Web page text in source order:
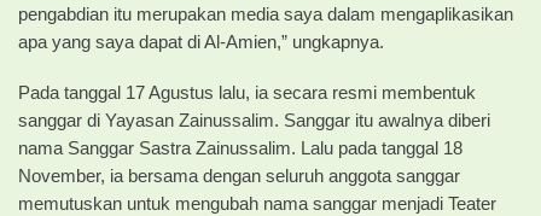
pengabdian itu merupakan media saya dalam mengaplikasikan
apa yang saya dapat di Al-Amien,” ungkapnya.
Pada tanggal 17 Agustus lalu, ia secara resmi membentuk
sanggar di Yayasan Zainussalim. Sanggar itu awalnya diberi
nama Sanggar Sastra Zainussalim. Lalu pada tanggal 18
November, ia bersama dengan seluruh anggota sanggar
memutuskan untuk mengubah nama sanggar menjadi Teater